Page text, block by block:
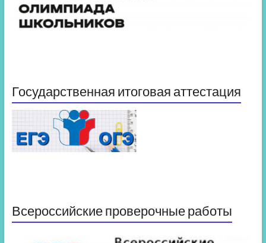
Государственная итоговая аттестация
Всероссийские проверочные работы